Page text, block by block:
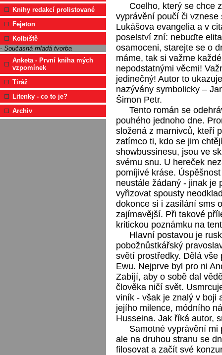
Knihy redakcí prolistované
Fejeton
Kolbiště
- Současná mladá tvorba
Anketa - První kniha mých
vzpomínek
Tiráž
Litenky - co to je?
Archiv
Coelho, který se chce
vyprávění poučí či
Lukášova evangelia a v
poselství zní: nebuďte
osamoceni, starejte se o
máme, tak si važme
nepodstatnými věcmi!
jedinečný! Autor to
nazývány symbolicky –
Šimon Petr.
Tento román se
pouhého jednoho dne.
složená z marnivců, kteří
zatímco ti, kdo se jim
showbussinesu, jsou ve
svému snu. U hereček
pomíjivé kráse.
neustále žádaný - jinak je
vyřizovat spousty
dokonce si i zasílání sms
zajímavější. Při takové
kritickou poznámku na
Hlavní postavou je
pobožnůstkářský
světí prostředky. Dělá
Ewu. Nejprve byl pro ni
Zabíjí, aby o sobě dal
člověka ničí svět.
viník - však je znalý v boji
jejího milence, módního
Husseina. Jak říká autor,
Samotné vyprávění mi
ale na druhou stranu se
filosovat a začít své